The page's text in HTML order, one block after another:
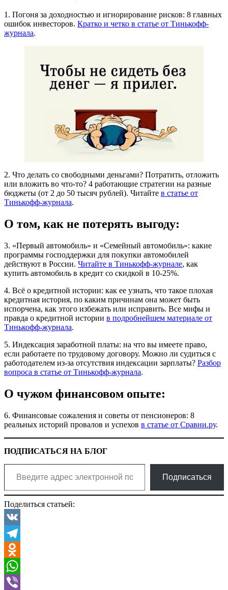
1. Погоня за доходностью и игнорирование рисков: 8 главных
ошибок инвесторов. Кратко и четко в статье от Тинькофф-
журнала.
2. Что делать со свободными деньгами? Потратить, отложить
или вложить во что-то? 4 работающие стратегии на разные
бюджеты (от 2 до 50 тысяч рублей). Читайте в статье от
Тинькофф-журнала.
О том, как не потерять выгоду:
3. «Первый автомобиль» и «Семейный автомобиль»: какие
программы господдержки для покупки автомобилей
действуют в России. Читайте в Тинькофф-журнале, как
купить автомобиль в кредит со скидкой в 10-25%.
4. Всё о кредитной истории: как ее узнать, что такое плохая
кредитная история, по каким причинам она может быть
испорчена, как этого избежать или исправить. Все мифы и
правда о кредитной истории в подробнейшем материале от
Тинькофф-журнала.
5. Индексация заработной платы: на что вы имеете право,
если работаете по трудовому договору. Можно ли судиться с
работодателем из-за отсутствия индексации зарплаты? Разбор
вопроса в статье от Тинькофф-журнала.
О чужом финансовом опыте:
6. Финансовые сожаления и советы от пенсионеров: 8
реальных историй провалов и успехов в статье от Сравни.ру.
ПОДПИСАТЬСЯ НА БЛОГ
Введите адрес электронной почты…
Подписаться
Поделиться статьей:
VK
Telegram
Odnoklassniki
WhatsApp